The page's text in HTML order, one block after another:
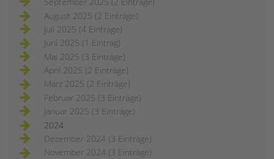
August 2025 (2 Einträge)
Juli 2025 (4 Einträge)
Juni 2025 (1 Eintrag)
Mai 2025 (3 Einträge)
April 2025 (2 Einträge)
März 2025 (2 Einträge)
Februar 2025 (3 Einträge)
Januar 2025 (3 Einträge)
2024
Dezember 2024 (3 Einträge)
November 2024 (3 Einträge)